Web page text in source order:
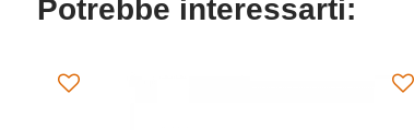
Potrebbe interessarti: